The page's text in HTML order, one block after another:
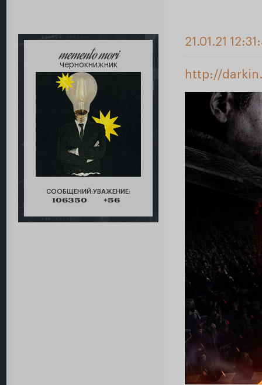
memento mori
чернокнижник
СООБЩЕНИЙ:
106350
УВАЖЕНИЕ:
+56
21.01.21
http://